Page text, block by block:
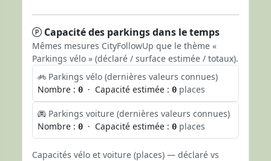
Capacité des parkings dans le temps
Mêmes mesures CityFollowUp que le thème «
Parkings vélo » (déclaré / surface estimée / totaux).
Parkings vélo (dernières valeurs connues)
Nombre : 0 · Capacité estimée : 0 places
Parkings voiture (dernières valeurs connues)
Nombre : 0 · Capacité estimée : 0 places
Capacités vélo et voiture (places) — déclaré vs